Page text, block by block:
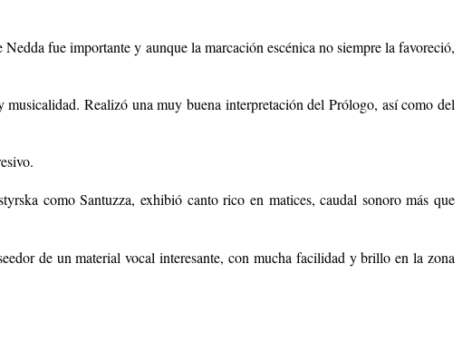
fue importante y aunque la marcación escénica no siempre la favoreció,
Realizó una muy buena interpretación del Prólogo, así como del
como Santuzza, exhibió canto rico en matices, caudal sonoro más que
de un material vocal interesante, con mucha facilidad y brillo en la zona